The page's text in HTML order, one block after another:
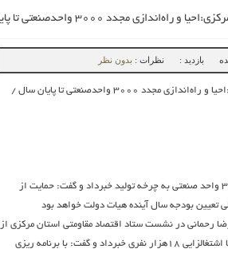
تا پایان سال / تولیدملی محور اصلی بودجه ۹۸
بازدید : نظرات : بدون نظر
وزیرصنعت در ستاد اقتصاد مقاومتی استان مرکزی:احیا و راه‌اندازی مجدد ۳۰۰۰ واحدصنعتی تا پایان سال /
وزیر صنعت، معدن و تجارت از بازگشت هزار و ۳۰۷ واحد صنعتی به چرخه تولید خبرداد و گفت: حمایت از
تعیین بودجه سال آینده هیات دولت خواهد بود
رحمانی در نشست ستاد اقتصاد مقاومتی استان مرکزی از
احیا و راه اندازی مجدد هزار و ۳۰۷واحد صنعتی با اشتغالزایی ۱۸هزار نفری خبرداد و گفت: با برنامه ریزی